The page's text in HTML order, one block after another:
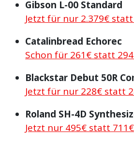
Gibson L-00 Standard
Jetzt für nur 2.379€
Catalinbread Echorec
Schon für 261€ statt
Blackstar Debut 50R
Jetzt für nur 228€ statt
Roland SH-4D
Jetzt nur 495€ statt 711€